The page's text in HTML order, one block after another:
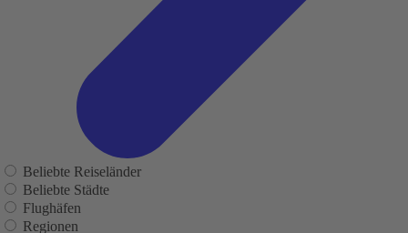
Beliebte Reiseländer
Beliebte Städte
Flughäfen
Regionen